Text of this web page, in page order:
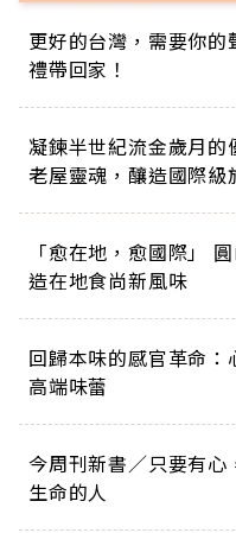
更好的台灣，需要你
禮帶回家！
凝鍊半世紀流金歲月
老屋靈魂，釀造國際級
「愈在地，愈國際」
造在地食尚新風味
回歸本味的感官革命
高端味蕾
今周刊新書／只要有心
生命的人